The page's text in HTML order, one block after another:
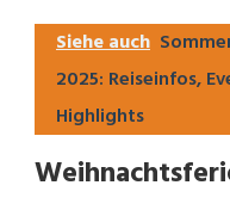
Siehe auch
2025: Reiseinfos,
Highlights